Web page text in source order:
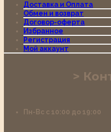
Доставка и Оплата
Обмен и возврат
Договор-оферта
Избранное
Регистрация
Мой аккаунт
Пн-Вс с 10:00 до 19:00